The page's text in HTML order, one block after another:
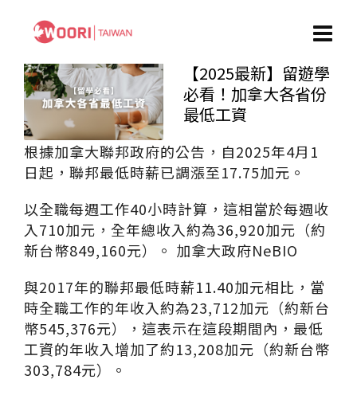
【2025最新】留遊學
必看！加拿大各省份
最低工資
​根據加拿大聯邦政府的公告，自2025年4月1
日起，聯邦最低時薪已調漲至17.75加元。
​以全職每週工作40小時計算，這相當於每週收
入710加元，全年總收入約為36,920加元（約
新台幣849,160元）。 ​加拿大政府NeBIO
與2017年的聯邦最低時薪11.40加元相比，當
時全職工作的年收入約為23,712加元（約新台
幣545,376元），​這表示在這段期間內，最低
工資的年收入增加了約13,208加元（約新台幣
303,784元）。​